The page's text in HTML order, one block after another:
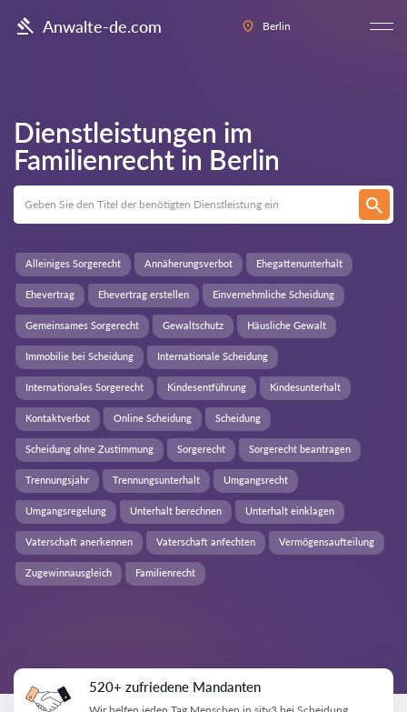
Anwalte-de.com Berlin
Dienstleistungen im
Familienrecht in Berlin
Familienrecht
Alleiniges Sorgerecht Annäherungsverbot Ehegattenunterhalt
Ehevertrag Ehevertrag erstellen Einvernehmliche Scheidung
Gemeinsames Sorgerecht Gewaltschutz Häusliche Gewalt
Immobilie bei Scheidung Internationale Scheidung
Internationales Sorgerecht Kindesentführung Kindesunterhalt
Kontaktverbot Online Scheidung Scheidung
Scheidung ohne Zustimmung Sorgerecht Sorgerecht beantragen
Trennungsjahr Trennungsunterhalt Umgangsrecht
Umgangsregelung Unterhalt berechnen Unterhalt einklagen
Vaterschaft anerkennen Vaterschaft anfechten Vermögensaufteilung
Zugewinnausgleich
520+ zufriedene Mandanten